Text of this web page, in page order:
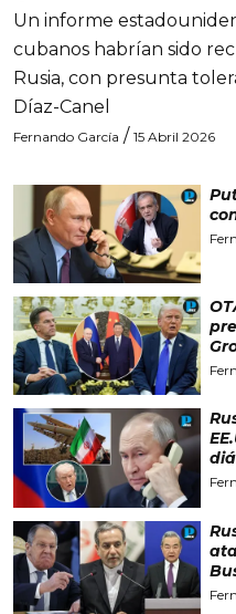
Un informe
cubanos habrían sido
Rusia, con presunta
Díaz-Canel
Fernando García / 15 Abril 2026